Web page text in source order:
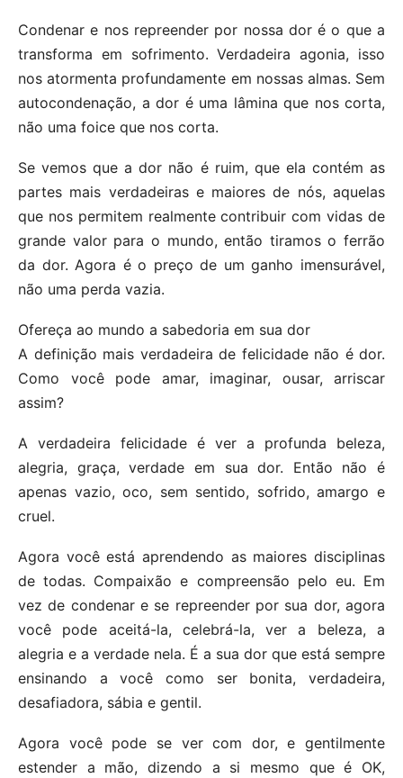
Condenar e nos repreender por nossa dor é o que a
transforma em sofrimento. Verdadeira agonia, isso
nos atormenta profundamente em nossas almas. Sem
autocondenação, a dor é uma lâmina que nos corta,
não uma foice que nos corta.
Se vemos que a dor não é ruim, que ela contém as
partes mais verdadeiras e maiores de nós, aquelas
que nos permitem realmente contribuir com vidas de
grande valor para o mundo, então tiramos o ferrão
da dor. Agora é o preço de um ganho imensurável,
não uma perda vazia.
Ofereça ao mundo a sabedoria em sua dor
A definição mais verdadeira de felicidade não é dor.
Como você pode amar, imaginar, ousar, arriscar
assim?
A verdadeira felicidade é ver a profunda beleza,
alegria, graça, verdade em sua dor. Então não é
apenas vazio, oco, sem sentido, sofrido, amargo e
cruel.
Agora você está aprendendo as maiores disciplinas
de todas. Compaixão e compreensão pelo eu. Em
vez de condenar e se repreender por sua dor, agora
você pode aceitá-la, celebrá-la, ver a beleza, a
alegria e a verdade nela. É a sua dor que está sempre
ensinando a você como ser bonita, verdadeira,
desafiadora, sábia e gentil.
Agora você pode se ver com dor, e gentilmente
estender a mão, dizendo a si mesmo que é OK,